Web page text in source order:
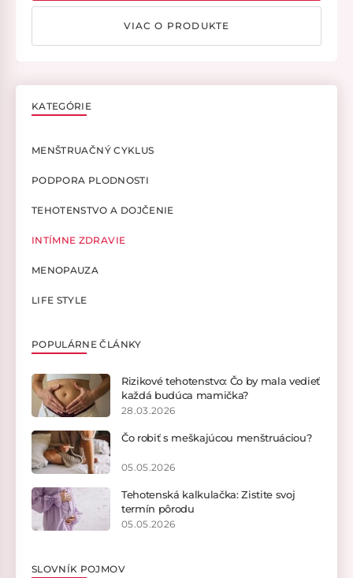
VIAC O PRODUKTE
KATEGÓRIE
MENŠTRUAČNÝ CYKLUS
PODPORA PLODNOSTI
TEHOTENSTVO A DOJČENIE
INTÍMNE ZDRAVIE
MENOPAUZA
LIFE STYLE
POPULÁRNE ČLÁNKY
Rizikové tehotenstvo: Čo by mala vedieť
každá budúca mamička?
28.03.2026
Čo robiť s meškajúcou menštruáciou?
05.05.2026
Tehotenská kalkulačka: Zistite svoj
termín pôrodu
05.05.2026
SLOVNÍK POJMOV